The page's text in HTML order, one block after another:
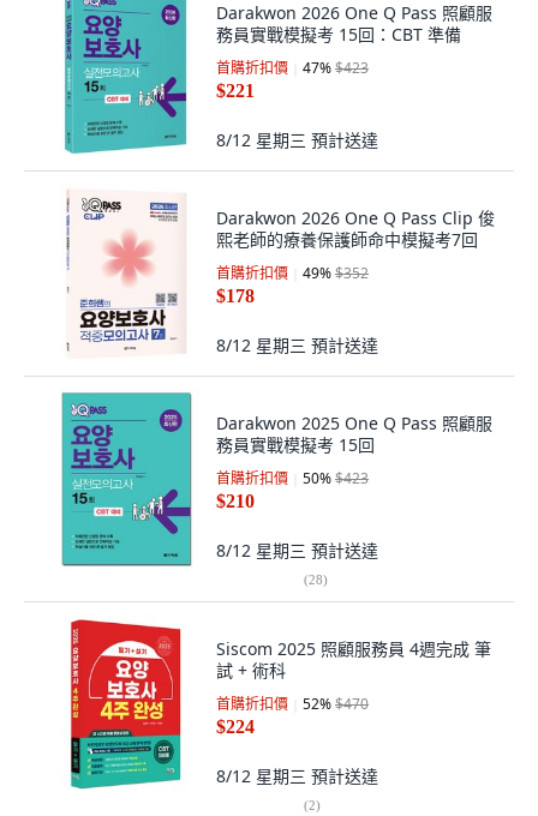
Darakwon 2026 One Q Pass 照顧服
務員實戰模擬考 15回：CBT 準備
首購折扣價 47%$423
$221
8/12 星期三 預計送達
Darakwon 2026 One Q Pass Clip 俊
熙老師的療養保護師命中模擬考7回
首購折扣價 49%$352
$178
8/12 星期三 預計送達
Darakwon 2025 One Q Pass 照顧服
務員實戰模擬考 15回
首購折扣價 50%$423
$210
8/12 星期三 預計送達
(28)
Siscom 2025 照顧服務員 4週完成 筆
試 + 術科
首購折扣價 52%$470
$224
8/12 星期三 預計送達
(2)